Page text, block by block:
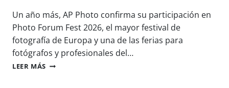
P
R
A
C
L
E
S
D
N
P
Un año más, AP Photo confirma su participación en
Photo Forum Fest 2026, el mayor festival de
fotografía de Europa y una de las ferias para
fotógrafos y profesionales del…
LEER MÁS A